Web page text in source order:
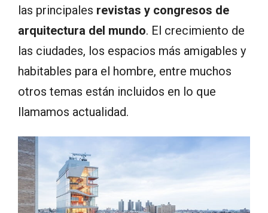
las principales revistas y congresos de
arquitectura del mundo. El crecimiento de
las ciudades, los espacios más amigables y
habitables para el hombre, entre muchos
otros temas están incluidos en lo que
llamamos actualidad.